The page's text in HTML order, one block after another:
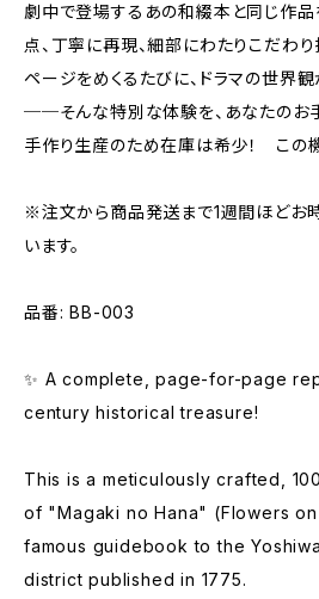
劇中で登場するあの和綴本と同じ作
点、丁寧に再現、細部にわたりこだわり
ページをめくるたびに、ドラマの世界
──そんな特別な体験を、あなたのお手
手作り生産のため在庫は希少！ この
※注文から商品発送まで1週間ほどお
います。
品番: BB-003
✨ A complete, page-for-page
century historical treasure!
This is a meticulously crafted,
of "Magaki no Hana" (Flowers
famous guidebook to the
district published in 1775.